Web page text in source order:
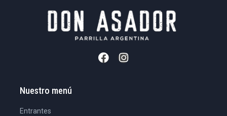
Nuestro menú
Entrantes